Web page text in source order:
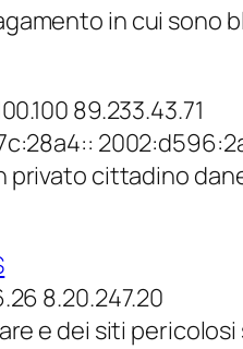
in cui sono
89.233.43.71
cittadino
8.20.247.20
e dei siti